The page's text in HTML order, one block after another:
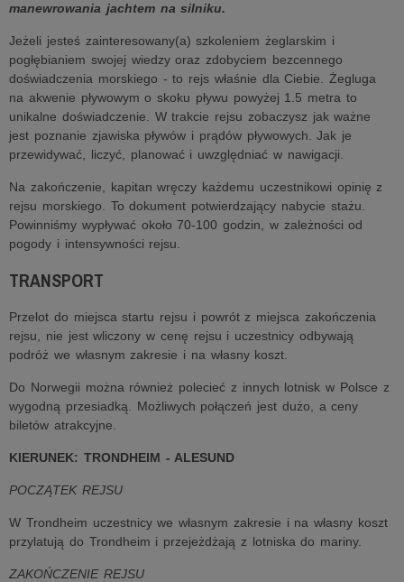
manewrowania jachtem na silniku.
Jeżeli jesteś zainteresowany(a) szkoleniem żeglarskim i
pogłębianiem swojej wiedzy oraz zdobyciem bezcennego
doświadczenia morskiego - to rejs właśnie dla Ciebie. Żegluga
na akwenie pływowym o skoku pływu powyżej 1.5 metra to
unikalne doświadczenie. W trakcie rejsu zobaczysz jak ważne
jest poznanie zjawiska pływów i prądów pływowych. Jak je
przewidywać, liczyć, planować i uwzględniać w nawigacji.
Na zakończenie, kapitan wręczy każdemu uczestnikowi opinię z
rejsu morskiego. To dokument potwierdzający nabycie stażu.
Powinniśmy wypływać około 70-100 godzin, w zależności od
pogody i intensywności rejsu.
TRANSPORT
Przelot do miejsca startu rejsu i powrót z miejsca zakończenia
rejsu, nie jest wliczony w cenę rejsu i uczestnicy odbywają
podróż we własnym zakresie i na własny koszt.
Do Norwegii można również polecieć z innych lotnisk w Polsce z
wygodną przesiadką. Możliwych połączeń jest dużo, a ceny
biletów atrakcyjne.
KIERUNEK: TRONDHEIM - ALESUND
POCZĄTEK REJSU
W Trondheim uczestnicy we własnym zakresie i na własny koszt
przylatują do Trondheim i przejeżdżają z lotniska do mariny.
ZAKOŃCZENIE REJSU